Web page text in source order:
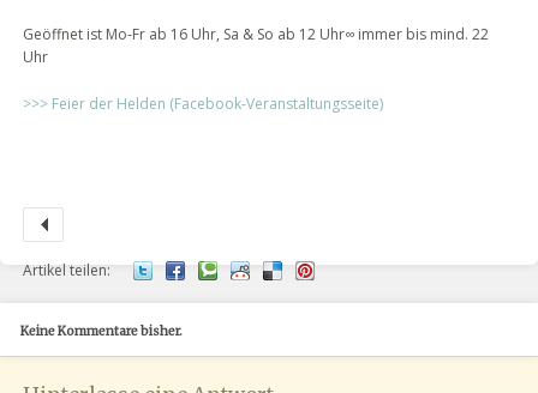
Geöffnet ist Mo-Fr ab 16 Uhr, Sa & So ab 12 Uhr∞ immer bis mind. 22
Uhr
>>> Feier der Helden (Facebook-Veranstaltungsseite)
Artikel teilen:
Keine Kommentare bisher.